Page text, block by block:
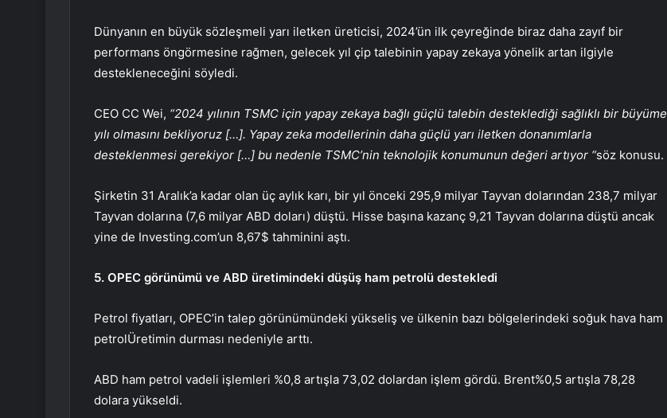
Dünyanın en büyük sözleşmeli yarı iletken üreticisi, 2024’ün ilk çeyreğinde biraz daha zayıf bir
performans öngörmesine rağmen, gelecek yıl çip talebinin yapay zekaya yönelik artan ilgiyle
destekleneceğini söyledi.
CEO CC Wei, “2024 yılının TSMC için yapay zekaya bağlı güçlü talebin desteklediği sağlıklı bir büyüme
yılı olmasını bekliyoruz […]. Yapay zeka modellerinin daha güçlü yarı iletken donanımlarla
desteklenmesi gerekiyor […] bu nedenle TSMC’nin teknolojik konumunun değeri artıyor “söz konusu.
Şirketin 31 Aralık’a kadar olan üç aylık karı, bir yıl önceki 295,9 milyar Tayvan dolarından 238,7 milyar
Tayvan dolarına (7,6 milyar ABD doları) düştü. Hisse başına kazanç 9,21 Tayvan dolarına düştü ancak
yine de Investing.com’un 8,67$ tahminini aştı.
5. OPEC görünümü ve ABD üretimindeki düşüş ham petrolü destekledi
Petrol fiyatları, OPEC’in talep görünümündeki yükseliş ve ülkenin bazı bölgelerindeki soğuk hava ham
petrolÜretimin durması nedeniyle arttı.
ABD ham petrol vadeli işlemleri %0,8 artışla 73,02 dolardan işlem gördü. Brent%0,5 artışla 78,28
dolara yükseldi.